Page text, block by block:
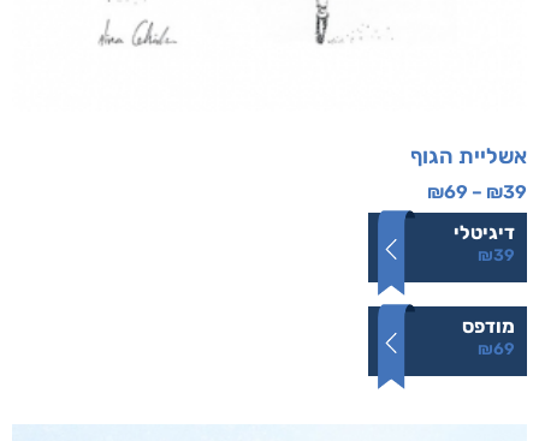
אשליית הגוף
₪39
–
₪69
דיגיטלי
₪39
מודפס
₪69